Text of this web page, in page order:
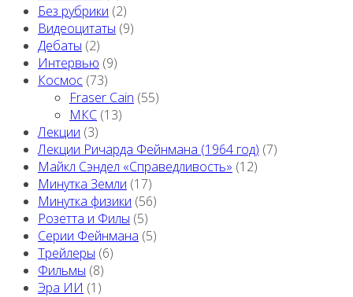
Без рубрики (2)
Видеоцитаты (9)
Дебаты (2)
Интервью (9)
Космос (73)
Fraser Cain (55)
МКС (13)
Лекции (3)
Лекции Ричарда Фейнмана (1964 год) (7)
Майкл Сэндел «Справедливость» (12)
Минутка Земли (17)
Минутка физики (56)
Розетта и Филы (5)
Серии Фейнмана (5)
Трейлеры (6)
Фильмы (8)
Эра ИИ (1)